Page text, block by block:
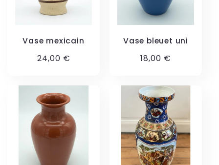
Vase mexicain
Prix
24,00 €
Vase bleuet uni
Prix
18,00 €